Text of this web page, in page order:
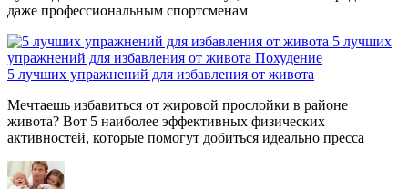
даже профессиональным спортсменам
5 лучших
упражнений для избавления от живота Похудение
5 лучших упражнений для избавления от живота
Мечтаешь избавиться от жировой прослойки в районе
живота? Вот 5 наиболее эффективных физических
активностей, которые помогут добиться идеально пресса